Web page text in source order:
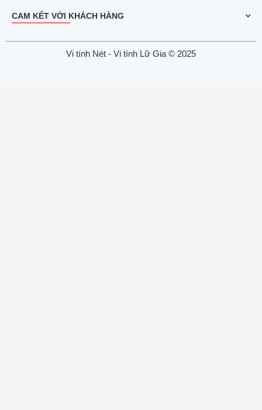
CAM KẾT VỚI KHÁCH HÀNG
Vi tính Nét - Vi tính Lữ Gia © 2025